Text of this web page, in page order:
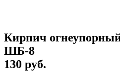
Кирпич
ШБ-8
130 руб.